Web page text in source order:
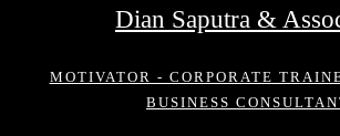
Dian Saputra &
MOTIVATOR - CORPORATE
BUSINESS